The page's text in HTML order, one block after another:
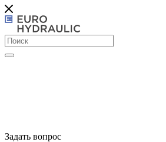
Задать вопрос